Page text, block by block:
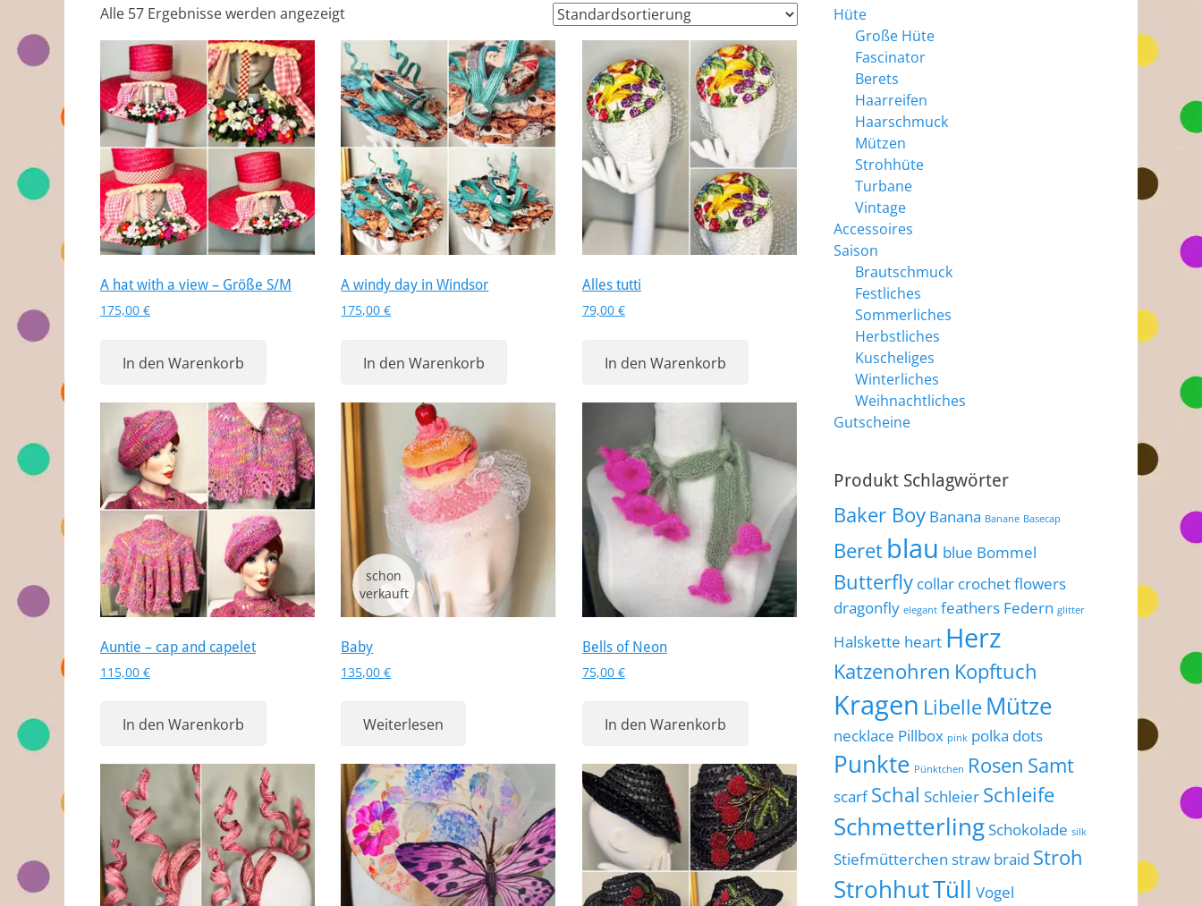
Alle 57 Ergebnisse werden angezeigt
A hat with a view – Größe S/M
175,00 €
In den Warenkorb
A windy day in Windsor
175,00€
In den Warenkorb
Alles tutti
79,00 €
In den Warenkorb
Auntie – cap and capelet
115,00 €
In den Warenkorb
Baby
135,00€
Weiterlesen
Bells of Neon
75,00 €
In den Warenkorb
Hüte
Große Hüte
Fascinator
Berets
Haarreifen
Haarschmuck
Mützen
Strohhüte
Turbane
Vintage
Accessoires
Saison
Brautschmuck
Festliches
Sommerliches
Herbstliches
Kuscheliges
Winterliches
Weihnachtliches
Gutscheine
Produkt Schlagwörter
Baker Boy Banana Banane Basecap
Beret blau blue Bommel
Butterfly collar crochet flowers
dragonfly elegant feathers Federn glitter
Halskette heart Herz
Katzenohren Kopftuch
Kragen Libelle Mütze
necklace Pillbox pink polka dots
Punkte Pünktchen Rosen Samt
scarf Schal Schleier Schleife
SchmetterlingSchokolade silk
Stiefmütterchen straw braid Stroh
StrohhutTüll Vogel